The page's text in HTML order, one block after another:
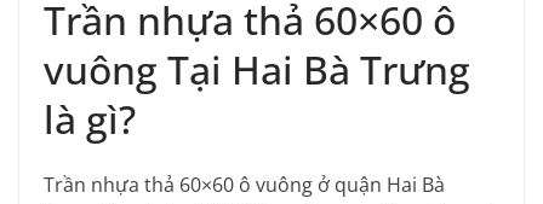
Trần nhựa thả 60×60 ô
vuông Tại Hai Bà Trưng
là gì?
Trần nhựa thả 60×60 ô vuông ở quận Hai Bà